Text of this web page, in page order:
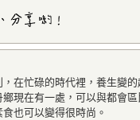
在忙碌的時代裡，養生變
現在有一處，可以與都會
也可以變得很時尚。